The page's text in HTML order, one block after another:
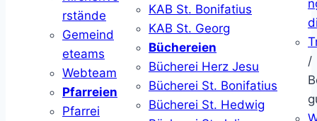
rstände
Gemeind
eteams
Webteam
Pfarreien
Pfarrei
KAB St. Bonifatius
KAB St. Georg
Büchereien
Bücherei Herz Jesu
Bücherei St. Bonifatius
Bücherei St. Hedwig
/